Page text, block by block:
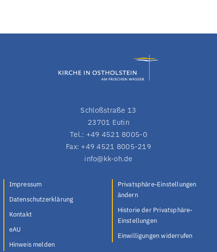
Schloßstraße 13
23701 Eutin
Tel.: +49 4521 8005-0
Fax: +49 4521 8005-219
info@kk-oh.de
Impressum
Datenschutzerklärung
Kontakt
eAU
Hinweis melden
Privatsphäre-Einstellungen
ändern
Historie der Privatsphäre-
Einstellungen
Einwilligungen widerrufen